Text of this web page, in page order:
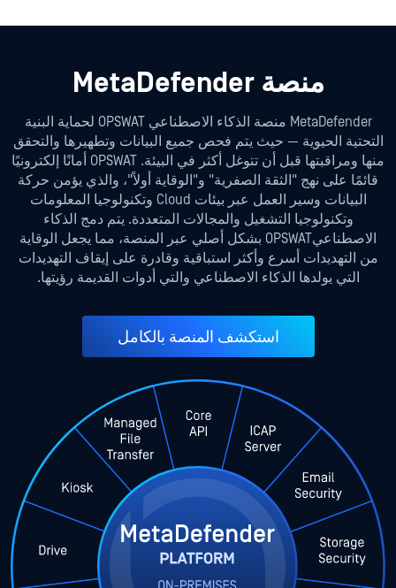
منصة MetaDefender
MetaDefender منصة الذكاء الاصطناعي OPSWAT لحماية البنية
الحيوية — حيث يتم فحص جميع البيانات وتطهيرها والتحقق
منها ومراقبتها قبل أن تتوغل أكثر في البيئة. OPSWAT أمانًا إلكترونيًا
قائمًا على نهج "الثقة الصفرية" و"الوقاية أولاً"، والذي يؤمن حركة
البيانات وسير العمل عبر بيئات Cloud وتكنولوجيا المعلومات
وتكنولوجيا التشغيل والمجالات المتعددة. يتم دمج الذكاء
الاصطناعيOPSWAT بشكل أصلي عبر المنصة، مما يجعل الوقاية
من التهديدات أسرع وأكثر استباقية وقادرة على إيقاف التهديدات
التي يولدها الذكاء الاصطناعي والتي أدوات القديمة رؤيتها.
استكشف المنصة بالكامل